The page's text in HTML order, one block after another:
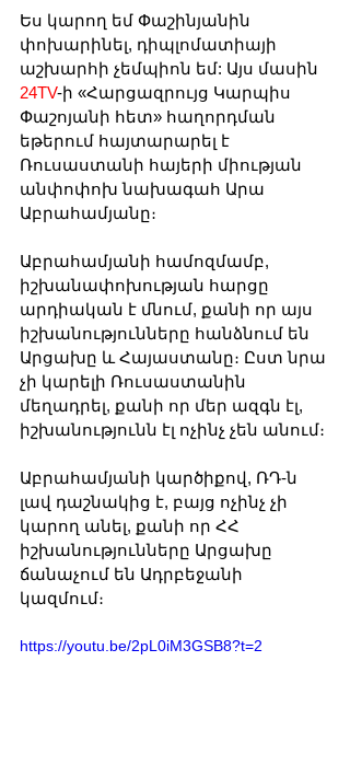
Ես կարող եմ Փաշինյանին
փոխարինել, դիպլոմատիայի
աշխարհի չեմպիոն եմ: Այս մասին
24TV-ի «Հարցազրույց Կարպիս
Փաշոյանի հետ» հաղորդման
եթերում հայտարարել է
Ռուսաստանի հայերի միության
անփոփոխ նախագահ Արա
Աբրահամյանը։
Աբրահամյանի համոզմամբ,
իշխանափոխության հարցը
արդիական է մնում, քանի որ այս
իշխանությունները հանձնում են
Արցախը և Հայաստանը։ Ըստ նրա
չի կարելի Ռուսաստանին
մեղադրել, քանի որ մեր ազգն էլ,
իշխանությունն էլ ոչինչ չեն անում։
Աբրահամյանի կարծիքով, ՌԴ-ն
լավ դաշնակից է, բայց ոչինչ չի
կարող անել, քանի որ ՀՀ
իշխանությունները Արցախը
ճանաչում են Ադրբեջանի
կազմում։
https://youtu.be/2pL0iM3GSB8?t=2